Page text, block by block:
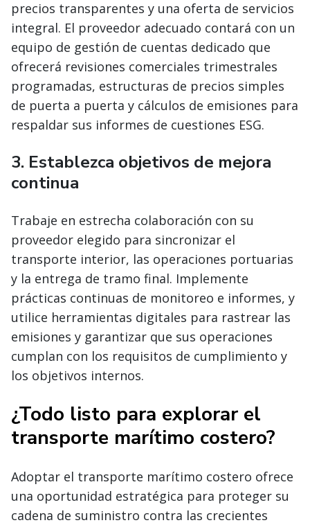
precios transparentes y una oferta de servicios
integral. El proveedor adecuado contará con un
equipo de gestión de cuentas dedicado que
ofrecerá revisiones comerciales trimestrales
programadas, estructuras de precios simples
de puerta a puerta y cálculos de emisiones para
respaldar sus informes de cuestiones ESG.
3. Establezca objetivos de mejora
continua
Trabaje en estrecha colaboración con su
proveedor elegido para sincronizar el
transporte interior, las operaciones portuarias
y la entrega de tramo final. Implemente
prácticas continuas de monitoreo e informes, y
utilice herramientas digitales para rastrear las
emisiones y garantizar que sus operaciones
cumplan con los requisitos de cumplimiento y
los objetivos internos.
¿Todo listo para explorar el
transporte marítimo costero?
Adoptar el transporte marítimo costero ofrece
una oportunidad estratégica para proteger su
cadena de suministro contra las crecientes